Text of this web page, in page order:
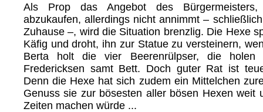
Als Prop das Angebot des
abzukaufen, allerdings nicht annimmt –
Zuhause –, wird die Situation brenzlig. Die Hexe
Käfig und droht, ihn zur Statue zu versteinern,
Berta holt die vier Beerenrülpser, die holen
Fredericksen samt Bett. Doch guter Rat ist
Denn die Hexe hat sich zudem ein Mittelchen
Genuss sie zur bösesten aller bösen Hexen weit
Zeiten machen würde ...